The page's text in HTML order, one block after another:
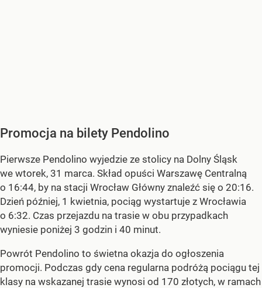
Promocja na bilety Pendolino
Pierwsze Pendolino wyjedzie ze stolicy na Dolny Śląsk
we wtorek, 31 marca. Skład opuści Warszawę Centralną
o 16:44, by na stacji Wrocław Główny znaleźć się o 20:16.
Dzień później, 1 kwietnia, pociąg wystartuje z Wrocławia
o 6:32. Czas przejazdu na trasie w obu przypadkach
wyniesie poniżej 3 godzin i 40 minut.
Powrót Pendolino to świetna okazja do ogłoszenia
promocji. Podczas gdy cena regularna podróżą pociągu tej
klasy na wskazanej trasie wynosi od 170 złotych, w ramach